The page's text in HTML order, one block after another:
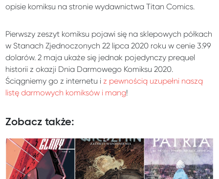
opisie komiksu na stronie wydawnictwa Titan Comics.
Pierwszy zeszyt komiksu pojawi się na sklepowych półkach
w Stanach Zjednoczonych 22 lipca 2020 roku w cenie 3.99
dolarów. 2 maja ukaże się jednak pojedynczy prequel
historii z okazji Dnia Darmowego Komiksu 2020.
Ściągniemy go z internetu i z pewnością uzupełni naszą
listę darmowych komiksów i mang!
Zobacz także: